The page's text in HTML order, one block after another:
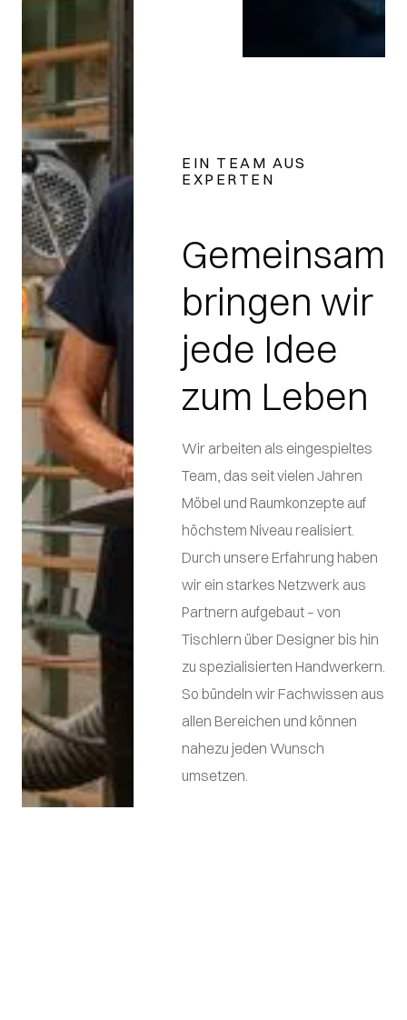
EIN TEAM AUS
EXPERTEN
Gemeinsam
bringen wir
jede Idee
zum Leben
Wir arbeiten als eingespieltes
Team, das seit vielen Jahren
Möbel und Raumkonzepte auf
höchstem Niveau realisiert.
Durch unsere Erfahrung haben
wir ein starkes Netzwerk aus
Partnern aufgebaut – von
Tischlern über Designer bis hin
zu spezialisierten Handwerkern.
So bündeln wir Fachwissen aus
allen Bereichen und können
nahezu jeden Wunsch
umsetzen.